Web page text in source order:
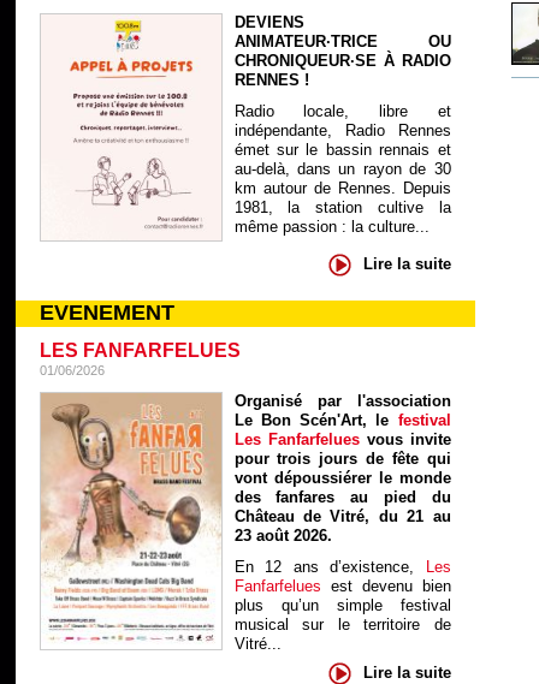
DEVIENS
ANIMATEUR·TRICE OU
CHRONIQUEUR·SE À RADIO
RENNES !
Radio locale, libre et
indépendante, Radio Rennes
émet sur le bassin rennais et
au-delà, dans un rayon de 30
km autour de Rennes. Depuis
1981, la station cultive la
même passion : la culture...
Lire la suite
EVENEMENT
LES FANFARFELUES
01/06/2026
Organisé par l'association
Le Bon Scén'Art, le festival
Les Fanfarfelues vous invite
pour trois jours de fête qui
vont dépoussiérer le monde
des fanfares au pied du
Château de Vitré, du 21 au
23 août 2026.
En 12 ans d’existence, Les
Fanfarfelues est devenu bien
plus qu’un simple festival
musical sur le territoire de
Vitré...
Lire la suite